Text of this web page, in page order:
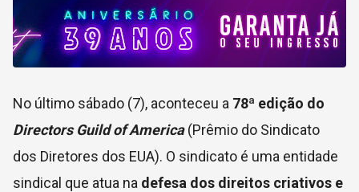
No último sábado (7), aconteceu a 78ª edição do
Directors Guild of America(Prêmio do Sindicato
dos Diretores dos EUA). O sindicato é uma entidade
sindical que atua na defesa dos direitos criativos e